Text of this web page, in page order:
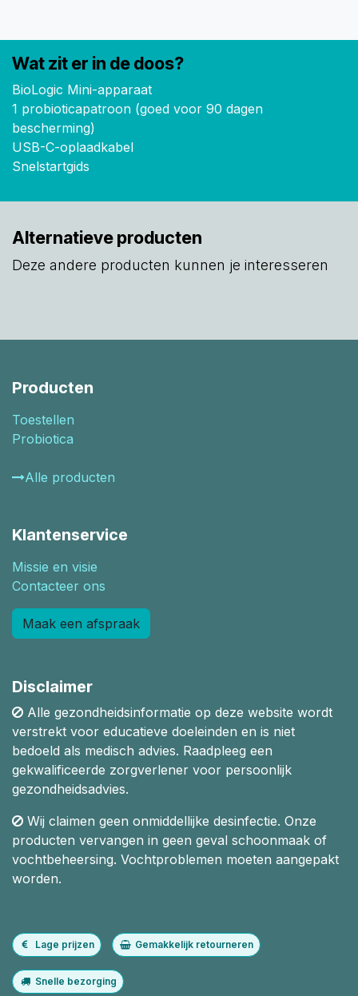
Wat zit er in de doos?
BioLogic Mini-apparaat
1 probioticapatroon (goed voor 90 dagen
bescherming)
USB-C-oplaadkabel
Snelstartgids
Alternatieve producten
Deze andere producten kunnen je interesseren
Producten
Toestellen
Probiotica
Alle producten
Klantenservice
Missie en visie
Contacteer ons
Maak een afspraak
Disclaimer
Alle gezondheidsinformatie op deze website wordt
verstrekt voor educatieve doeleinden en is niet
bedoeld als medisch advies. Raadpleeg een
gekwalificeerde zorgverlener voor persoonlijk
gezondheidsadvies.
Wij claimen geen onmiddellijke desinfectie. Onze
producten vervangen in geen geval schoonmaak of
vochtbeheersing. Vochtproblemen moeten aangepakt
worden.
Lage prijzen Gemakkelijk retourneren
Snelle bezorging